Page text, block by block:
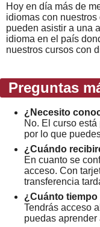
Hoy en día más de
idiomas con
pueden asistir a una
idioma en el país
nuestros cursos con
Preguntas
¿Necesito
No. El curso
por lo que
¿Cuándo
En cuanto se
acceso. Con
transferencia
¿Cuánto
Tendrás acceso
puedas aprender